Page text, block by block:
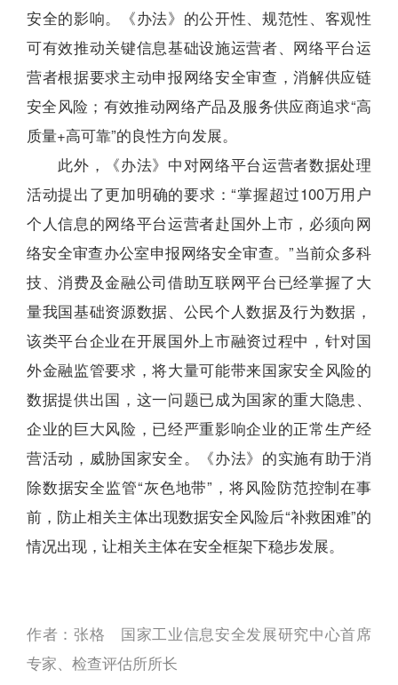
安全的影响。《办法》的公开性、规范性、客观性
可有效推动关键信息基础设施运营者、网络平台运
营者根据要求主动申报网络安全审查，消解供应链
安全风险；有效推动网络产品及服务供应商追求“高
质量+高可靠”的良性方向发展。
此外，《办法》中对网络平台运营者数据处理
活动提出了更加明确的要求：“掌握超过100万用户
个人信息的网络平台运营者赴国外上市，必须向网
络安全审查办公室申报网络安全审查。”当前众多科
技、消费及金融公司借助互联网平台已经掌握了大
量我国基础资源数据、公民个人数据及行为数据，
该类平台企业在开展国外上市融资过程中，针对国
外金融监管要求，将大量可能带来国家安全风险的
数据提供出国，这一问题已成为国家的重大隐患、
企业的巨大风险，已经严重影响企业的正常生产经
营活动，威胁国家安全。《办法》的实施有助于消
除数据安全监管“灰色地带”，将风险防范控制在事
前，防止相关主体出现数据安全风险后“补救困难”的
情况出现，让相关主体在安全框架下稳步发展。
作者：张格 国家工业信息安全发展研究中心首席
专家、检查评估所所长